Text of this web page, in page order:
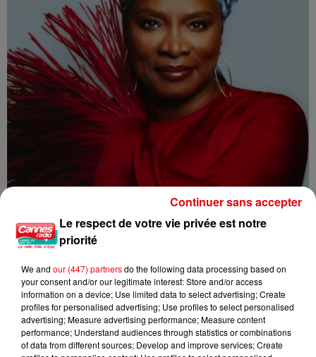
L'INVITEE DE CANNES RADIO : ANGELIQUE KIDJO
Le respect de votre vie privée est notre
priorité
We and our (447) partnersdo the following data processing based on
your consent and/or our legitimate interest: Store and/or access
information on a device; Use limited data to select advertising; Create
profiles for personalised advertising; Use profiles to select personalised
advertising; Measure advertising performance; Measure content
performance; Understand audiences through statistics or combinations
of data from different sources; Develop and improve services; Create
Continuer sans accepter